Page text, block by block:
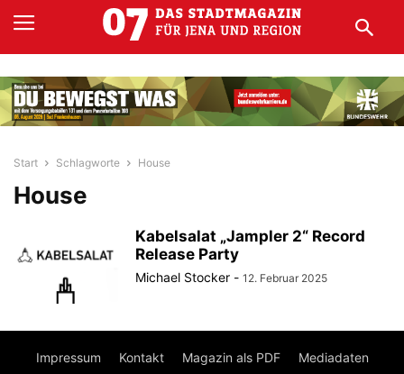
Start Schlagworte House
House
Kabelsalat „Jampler 2“ Record
Release Party
Michael Stocker - 12. Februar 2025
Impressum Kontakt Magazin als PDF Mediadaten